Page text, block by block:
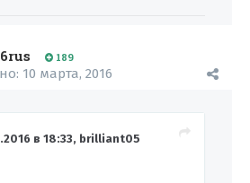
189
10 марта, 2016
в 18:33, brilliant05